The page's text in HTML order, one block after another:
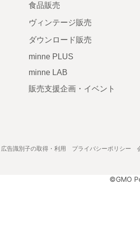
食品販売
ヴィンテージ販売
ダウンロード販売
minne PLUS
minne LAB
販売支援企画・イベント
広告識別子の取得・利用 プライバシーポリシー
©GMO